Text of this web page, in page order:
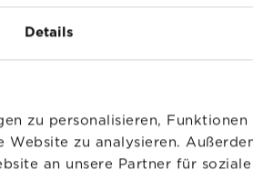
Details
zu personalisieren,
zu analysieren.
an unsere Partner für
akutem Befall
zellenstärkenden